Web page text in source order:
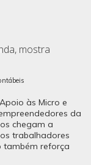
mostra
às Micro e
da
chegam a
trabalhadores
também reforça